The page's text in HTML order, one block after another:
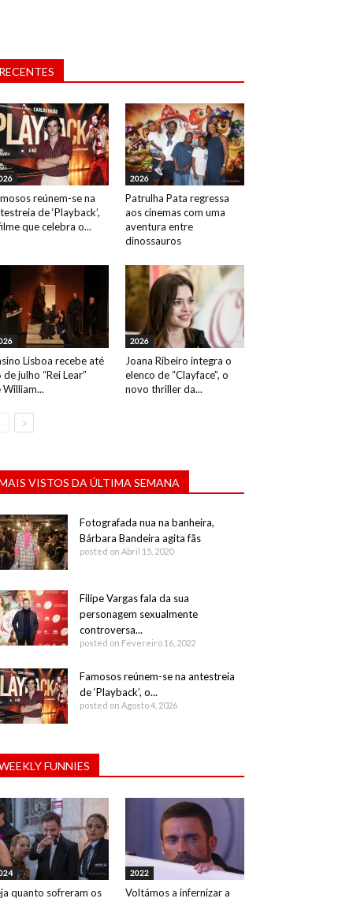
reúnem-se na
de ‘Playback’,
que celebra o...
2026
Patrulha Pata regressa
aos cinemas com uma
aventura entre
dinossauros
Lisboa recebe até
de julho “Rei Lear”
William...
2026
Joana Ribeiro integra o
elenco de “Clayface”, o
novo thriller da...
VISTOS DA ÚLTIMA SEMANA
Fotografada nua na banheira,
Bárbara Bandeira agita fãs
posted on Abril 15, 2020
Filipe Vargas fala da sua
personagem sexualmente
controversa...
posted on Fevereiro 16, 2022
Famosos reúnem-se na antestreia
de ‘Playback’, o...
posted on Agosto 4, 2026
FUNNIES
quanto sofreram os
2022
Voltámos a infernizar a